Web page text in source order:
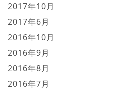
2017年10月
2017年6月
2016年10月
2016年9月
2016年8月
2016年7月